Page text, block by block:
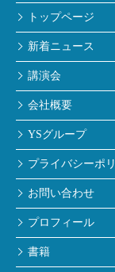
トップページ
新着ニュース
講演会
会社概要
YSグループ
プライバシーポ
お問い合わせ
プロフィール
書籍